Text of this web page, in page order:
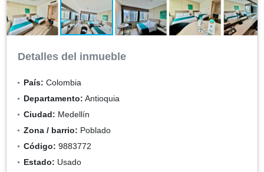
Detalles del inmueble
País: Colombia
Departamento: Antioquia
Ciudad: Medellín
Zona / barrio: Poblado
Código: 9883772
Estado: Usado